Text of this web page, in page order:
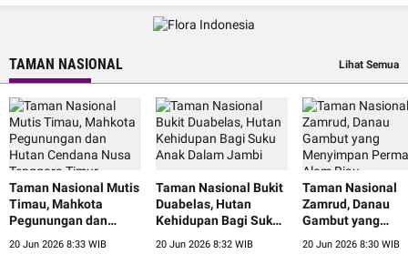
TAMAN NASIONAL Lihat Semua
Taman Nasional Mutis
Timau, Mahkota
Pegunungan dan
Hutan Cendana Nusa
20 Jun 2026 8:33 WIB
Taman Nasional Bukit
Duabelas, Hutan
Kehidupan Bagi Suku
Anak Dalam Jambi
20 Jun 2026 8:32 WIB
Taman Nasional
Zamrud, Danau
Gambut yang
Menyimpan
20 Jun 2026 8:30 WIB